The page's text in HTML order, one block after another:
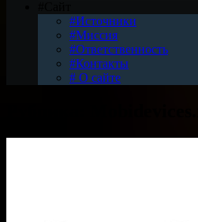
#Источники
#Миссия
#Ответственность
#Контакты
# О сайте